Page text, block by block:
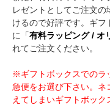
レゼントとしてご注文
けるので好評です。ギ
に「有料ラッピング / オ
れてご注文ください。
※ギフトボックスでのラ
急便をお選び下さい。ネ
えてしまいギフトボッ